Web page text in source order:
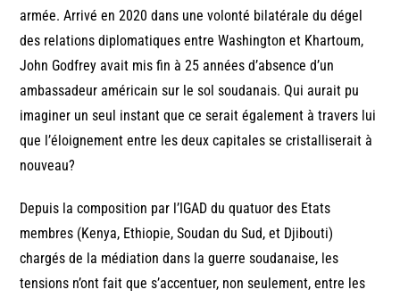
armée. Arrivé en 2020 dans une volonté bilatérale du dégel
des relations diplomatiques entre Washington et Khartoum,
John Godfrey avait mis fin à 25 années d’absence d’un
ambassadeur américain sur le sol soudanais. Qui aurait pu
imaginer un seul instant que ce serait également à travers lui
que l’éloignement entre les deux capitales se cristalliserait à
nouveau?
Depuis la composition par l’IGAD du quatuor des Etats
membres (Kenya, Ethiopie, Soudan du Sud, et Djibouti)
chargés de la médiation dans la guerre soudanaise, les
tensions n’ont fait que s’accentuer, non seulement, entre les